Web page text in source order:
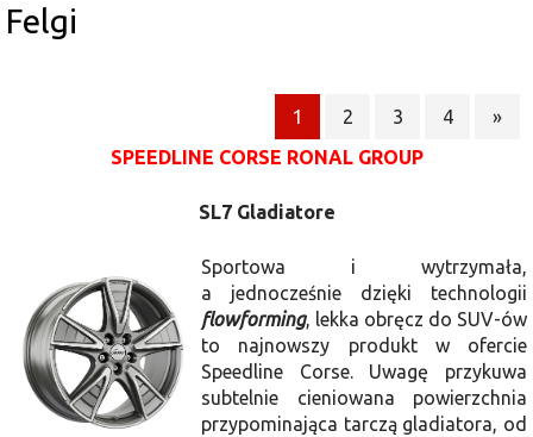
Felgi
1 2 3 4
»
SPEEDLINE CORSE RONAL GROUP
SL7 Gladiatore
Sportowa i wytrzymała,
a jednocześnie dzięki technologii
flowforming, lekka obręcz do SUV-ów
to najnowszy produkt w ofercie
Speedline Corse. Uwagę przykuwa
subtelnie cieniowana powierzchnia
przypominająca tarczą gladiatora, od